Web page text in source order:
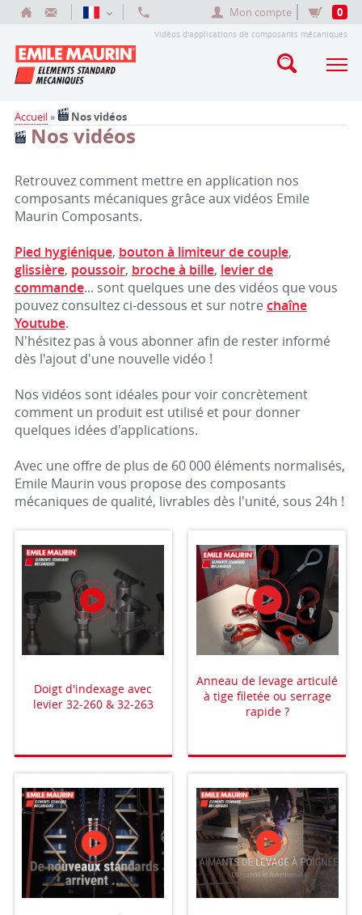
Mon compte 0
Vidéos d'applications de composants mécaniques
Accueil» Nos vidéos
Nos vidéos
Retrouvez comment mettre en application nos
composants mécaniques grâce aux vidéos Emile
Maurin Composants.
Pied hygiénique, bouton à limiteur de couple,
glissière, poussoir, broche à bille, levier de
commande... sont quelques une des vidéos que vous
pouvez consultez ci-dessous et sur notre chaîne
Youtube.
N'hésitez pas à vous abonner afin de rester informé
dès l'ajout d'une nouvelle vidéo !
Nos vidéos sont idéales pour voir concrètement
comment un produit est utilisé et pour donner
quelques idées d'applications.
Avec une offre de plus de 60 000 éléments normalisés,
Emile Maurin vous propose des composants
mécaniques de qualité, livrables dès l'unité, sous 24h !
Doigt d'indexage avec
levier 32-260 & 32-263
Anneau de levage articulé
à tige filetée ou serrage
rapide ?